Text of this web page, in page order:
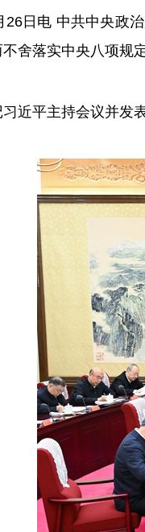
电 中共中央政治
舍落实中央八项规
平主持会议并发表